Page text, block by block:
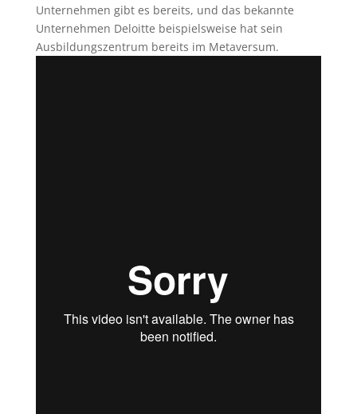
Unternehmen gibt es bereits, und das bekannte
Unternehmen Deloitte beispielsweise hat sein
Ausbildungszentrum bereits im Metaversum.